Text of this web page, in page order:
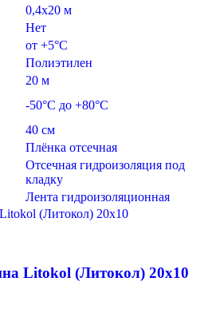
0,4х20 м
Нет
от +5°C
Полиэтилен
20 м
-50°C до +80°C
40 см
Плёнка отсечная
Отсечная гидроизоляция под
кладку
Лента гидроизоляционная
Litokol (Литокол) 20х10